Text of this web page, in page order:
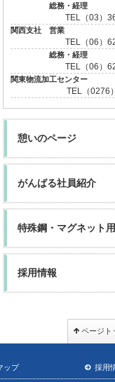
総務・経理
TEL（03）
関西支社 営業
TEL（06）
総務・経理
TEL（06）
関東物流加工センター
TEL（0276
憩いのページ
がんばる社員紹介
特殊鋼・マグネット
採用情報
ページト
ップ 採用